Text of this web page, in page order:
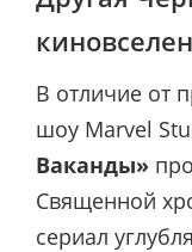
В отличие от
шоу Marvel
Ваканды»
Священной
сериал